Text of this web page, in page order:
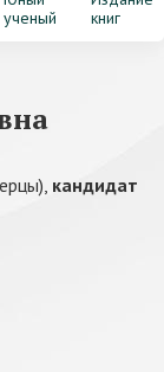
ученый
книг
кандидат